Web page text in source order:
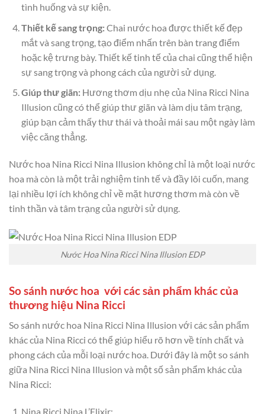
tình huống và sự kiện.
Thiết kế sang trọng:Chai nước hoa được thiết kế đẹp
mắt và sang trọng, tạo điểm nhấn trên bàn trang điểm
hoặc kệ trưng bày. Thiết kế tinh tế của chai cũng thể hiện
sự sang trọng và phong cách của người sử dụng.
Giúp thư giãn:Hương thơm dịu nhẹ của Nina Ricci Nina
Illusion cũng có thể giúp thư giãn và làm dịu tâm trạng,
giúp bạn cảm thấy thư thái và thoải mái sau một ngày làm
việc căng thẳng.
Nước hoa Nina Ricci Nina Illusion không chỉ là một loại nước
hoa mà còn là một trải nghiệm tinh tế và đầy lôi cuốn, mang
lại nhiều lợi ích không chỉ về mặt hương thơm mà còn về
tinh thần và tâm trạng của người sử dụng.
Nước Hoa Nina Ricci Nina Illusion EDP
So sánh nước hoa với các sản phẩm khác của
thương hiệu Nina Ricci
So sánh nước hoa Nina Ricci Nina Illusion với các sản phẩm
khác của Nina Ricci có thể giúp hiểu rõ hơn về tính chất và
phong cách của mỗi loại nước hoa. Dưới đây là một so sánh
giữa Nina Ricci Nina Illusion và một số sản phẩm khác của
Nina Ricci:
Nina Ricci Nina L’Elixir: